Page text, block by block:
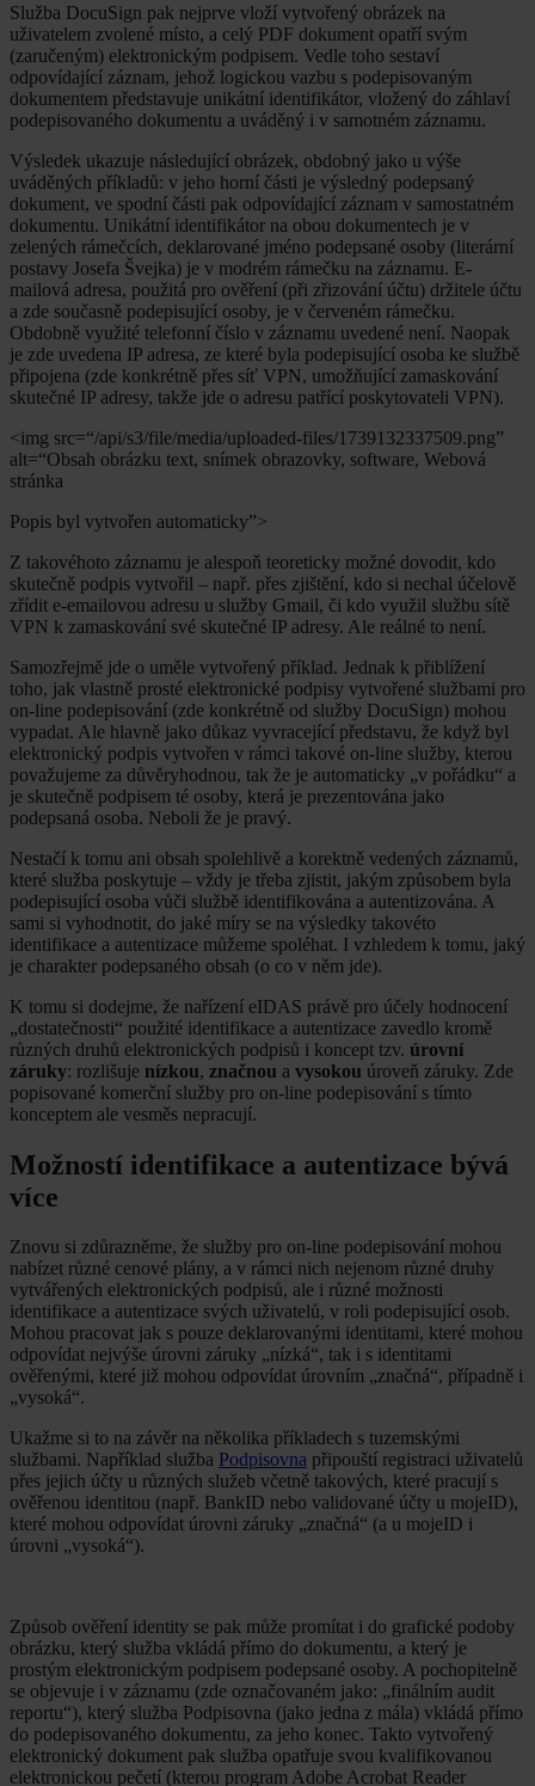
Služba DocuSign pak nejprve vloží vytvořený obrázek na
uživatelem zvolené místo, a celý PDF dokument opatří svým
(zaručeným) elektronickým podpisem. Vedle toho sestaví
odpovídající záznam, jehož logickou vazbu s podepisovaným
dokumentem představuje unikátní identifikátor, vložený do záhlaví
podepisovaného dokumentu a uváděný i v samotném záznamu.
Výsledek ukazuje následující obrázek, obdobný jako u výše
uváděných příkladů: v jeho horní části je výsledný podepsaný
dokument, ve spodní části pak odpovídající záznam v samostatném
dokumentu. Unikátní identifikátor na obou dokumentech je v
zelených rámečcích, deklarované jméno podepsané osoby (literární
postavy Josefa Švejka) je v modrém rámečku na záznamu. E-
mailová adresa, použitá pro ověření (při zřizování účtu) držitele účtu
a zde současně podepisující osoby, je v červeném rámečku.
Obdobně využité telefonní číslo v záznamu uvedené není. Naopak
je zde uvedena IP adresa, ze které byla podepisující osoba ke službě
připojena (zde konkrétně přes síť VPN, umožňující zamaskování
skutečné IP adresy, takže jde o adresu patřící poskytovateli VPN).
<img src=“/api/s3/file/media/uploaded-files/1739132337509.png”
alt=“Obsah obrázku text, snímek obrazovky, software, Webová
stránka
Popis byl vytvořen automaticky”>
Z takovéhoto záznamu je alespoň teoreticky možné dovodit, kdo
skutečně podpis vytvořil – např. přes zjištění, kdo si nechal účelově
zřídit e-emailovou adresu u služby Gmail, či kdo využil službu sítě
VPN k zamaskování své skutečné IP adresy. Ale reálné to není.
Samozřejmě jde o uměle vytvořený příklad. Jednak k přiblížení
toho, jak vlastně prosté elektronické podpisy vytvořené službami pro
on-line podepisování (zde konkrétně od služby DocuSign) mohou
vypadat. Ale hlavně jako důkaz vyvracející představu, že když byl
elektronický podpis vytvořen v rámci takové on-line služby, kterou
považujeme za důvěryhodnou, tak že je automaticky „v pořádku“ a
je skutečně podpisem té osoby, která je prezentována jako
podepsaná osoba. Neboli že je pravý.
Nestačí k tomu ani obsah spolehlivě a korektně vedených záznamů,
které služba poskytuje – vždy je třeba zjistit, jakým způsobem byla
podepisující osoba vůči službě identifikována a autentizována. A
sami si vyhodnotit, do jaké míry se na výsledky takovéto
identifikace a autentizace můžeme spoléhat. I vzhledem k tomu, jaký
je charakter podepsaného obsah (o co v něm jde).
K tomu si dodejme, že nařízení eIDAS právě pro účely hodnocení
„dostatečnosti“ použité identifikace a autentizace zavedlo kromě
různých druhů elektronických podpisů i koncept tzv. úrovní
záruky: rozlišuje nízkou, značnou a vysokou úroveň záruky. Zde
popisované komerční služby pro on-line podepisování s tímto
konceptem ale vesměs nepracují.
Možností identifikace a autentizace bývá
více
Znovu si zdůrazněme, že služby pro on-line podepisování mohou
nabízet různé cenové plány, a v rámci nich nejenom různé druhy
vytvářených elektronických podpisů, ale i různé možnosti
identifikace a autentizace svých uživatelů, v roli podepisující osob.
Mohou pracovat jak s pouze deklarovanými identitami, které mohou
odpovídat nejvýše úrovni záruky „nízká“, tak i s identitami
ověřenými, které již mohou odpovídat úrovním „značná“, případně i
„vysoká“.
Ukažme si to na závěr na několika příkladech s tuzemskými
službami. Například služba Podpisovna připouští registraci uživatelů
přes jejich účty u různých služeb včetně takových, které pracují s
ověřenou identitou (např. BankID nebo validované účty u mojeID),
které mohou odpovídat úrovni záruky „značná“ (a u mojeID i
úrovni „vysoká“).
Způsob ověření identity se pak může promítat i do grafické podoby
obrázku, který služba vkládá přímo do dokumentu, a který je
prostým elektronickým podpisem podepsané osoby. A pochopitelně
se objevuje i v záznamu (zde označovaném jako: „finálním audit
reportu“), který služba Podpisovna (jako jedna z mála) vkládá přímo
do podepisovaného dokumentu, za jeho konec. Takto vytvořený
elektronický dokument pak služba opatřuje svou kvalifikovanou
elektronickou pečetí (kterou program Adobe Acrobat Reader